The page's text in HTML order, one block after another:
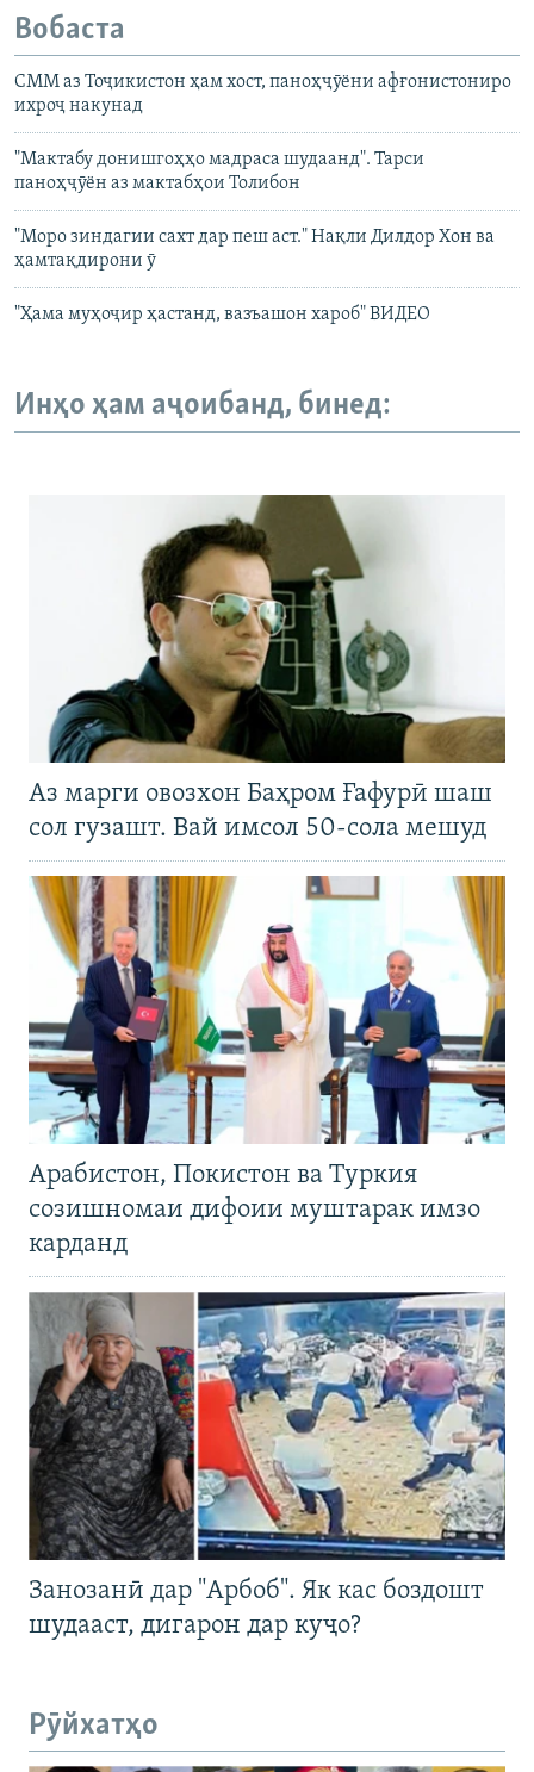
Вобаста
СММ аз Тоҷикистон ҳам хост, паноҳҷӯёни афғонистониро
ихроҷ накунад
"Мактабу донишгоҳҳо мадраса шудаанд". Тарси
паноҳҷӯён аз мактабҳои Толибон
"Моро зиндагии сахт дар пеш аст." Нақли Дилдор Хон ва
ҳамтақдирони ӯ
"Ҳама муҳоҷир ҳастанд, вазъашон хароб" ВИДЕО
Инҳо ҳам аҷоибанд, бинед:
Аз марги овозхон Баҳром Ғафурӣ шаш
сол гузашт. Вай имсол 50-сола мешуд
Арабистон, Покистон ва Туркия
созишномаи дифоии муштарак имзо
карданд
Занозанӣ дар "Арбоб". Як кас боздошт
шудааст, дигарон дар куҷо?
Рӯйхатҳо